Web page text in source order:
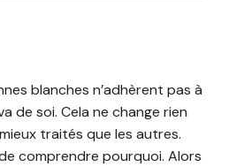
blanches n’adhèrent pas à
de soi. Cela ne change rien
traités que les autres.
comprendre pourquoi. Alors